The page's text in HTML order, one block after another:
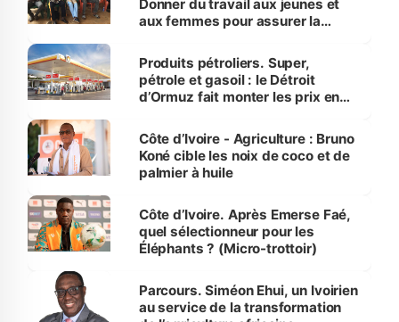
Donner du travail aux jeunes et
aux femmes pour assurer la
menacées
Produits pétroliers. Super,
pétrole et gasoil : le Détroit
d’Ormuz fait monter les prix en
Côte d’Ivoire - Agriculture : Bruno
Koné cible les noix de coco et de
palmier à huile
Côte d’Ivoire. Après Emerse Faé,
quel sélectionneur pour les
Éléphants ? (Micro-trottoir)
Parcours. Siméon Ehui, un Ivoirien
au service de la transformation